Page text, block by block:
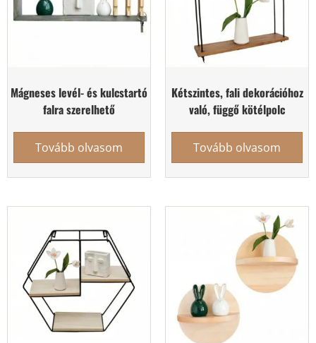
Mágneses levél- és kulcstartó
falra szerelhető
Tovább olvasom
Kétszintes, fali dekorációhoz
való, függő kötélpolc
Tovább olvasom